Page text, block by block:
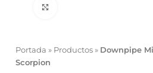
Portada » Productos » Downpipe
Scorpion